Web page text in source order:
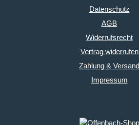
Datenschutz
AGB
Widerrufsrecht
Vertrag widerrufen
Zahlung & Versand
Impressum